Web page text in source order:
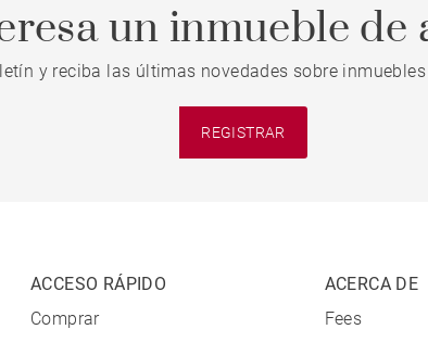
un inmueble de
y reciba las últimas novedades sobre
REGISTRAR
ACCESO RÁPIDO
Comprar
ACERCA DE
Fees